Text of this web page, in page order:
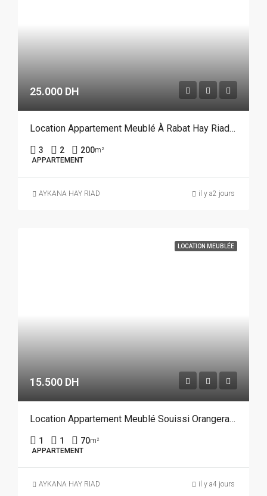
25.000 DH
Location Appartement Meublé À Rabat Hay Riad REF 4385
3 2 200m²
APPARTEMENT
AYKANA HAY RIAD il y a2 jours
LOCATION MEUBLÉE
15.500 DH
Location Appartement Meublé Souissi Orangeraie Rabat REF 4215
1 1 70m²
APPARTEMENT
AYKANA HAY RIAD il y a4 jours